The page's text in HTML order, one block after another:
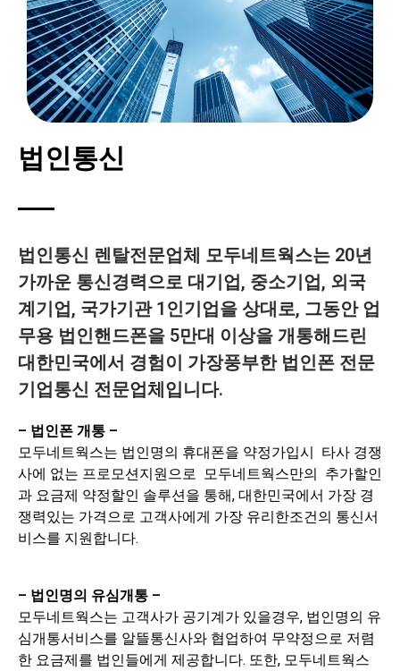
법인통신
법인통신 렌탈전문업체 모두네트웍스는 20년
가까운 통신경력으로 대기업, 중소기업, 외국
계기업, 국가기관 1인기업을 상대로, 그동안 업
무용 법인핸드폰을 5만대 이상을 개통해드린
대한민국에서 경험이 가장풍부한 법인폰 전문
기업통신 전문업체입니다.
– 법인폰 개통 –
모두네트웍스는 법인명의 휴대폰을 약정가입시 타사 경쟁
사에 없는 프로모션지원으로 모두네트웍스만의 추가할인
과 요금제 약정할인 솔루션을 통해, 대한민국에서 가장 경
쟁력있는 가격으로 고객사에게 가장 유리한조건의 통신서
비스를 지원합니다.
– 법인명의 유심개통 –
모두네트웍스는 고객사가 공기계가 있을경우, 법인명의 유
심개통서비스를 알뜰통신사와 협업하여 무약정으로 저렴
한 요금제를 법인들에게 제공합니다. 또한, 모두네트웍스